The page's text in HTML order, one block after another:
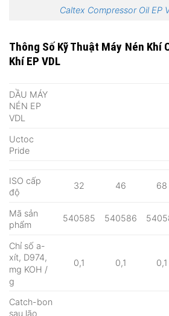
Caltex Compressor Oil EP
Thông Số Kỹ Thuật Máy Nén Khí
Khí EP VDL
DẦU MÁY
NÉN EP
VDL
Uctoc
Pride
ISO cấp
độ
32 46 68
Mã sản
phẩm
540585 540586
Chỉ số a-
xít, D974,
mg KOH /
g
0,1 0,1 0,1
Catch-bon
sau lão